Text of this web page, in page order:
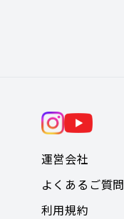
運営会社
よくあるご質問
利用規約